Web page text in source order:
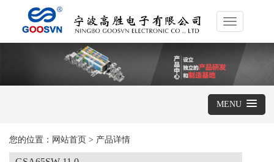
Toggle
navigation
MENU
您的位置： 网站首页 > 产品详情